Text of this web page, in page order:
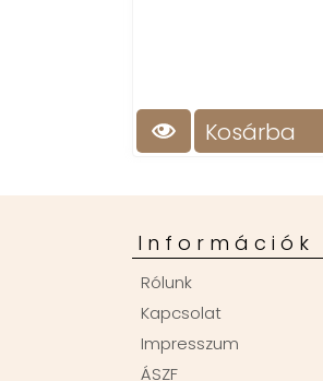
Kosárba
Információk
Rólunk
Kapcsolat
Impresszum
ÁSZF